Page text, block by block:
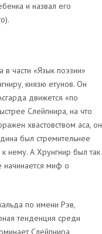
и назвал его
части «Язык поэзии»
князю етунов. Он
движется «по
Слейпнира, на что
хвастовством аса, он
был стремительнее
к нему. А Хрунгнир был так
начинается миф о
по имени Рэв,
тенденция среди
Слейпнира